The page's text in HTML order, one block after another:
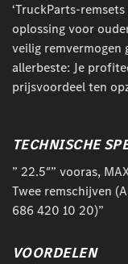
‘TruckParts-
oplossing voor
veilig remvermogen
allerbeste: Je
prijsvoordeel ten
TECHNISCHE
” 22.5″” vooras,
Twee remschijven
686 420 10 20)”
VOORDELEN